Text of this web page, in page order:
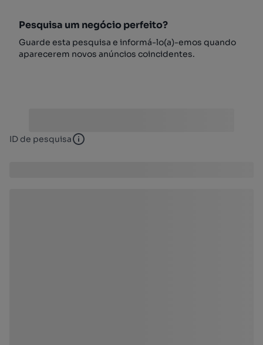
Pesquisa um negócio perfeito?
Guarde esta pesquisa e informá-lo(a)-emos quando
aparecerem novos anúncios coincidentes.
ID de pesquisa ID de pesquisa